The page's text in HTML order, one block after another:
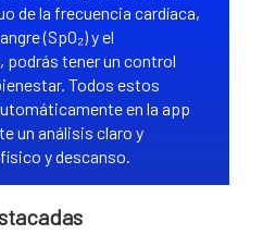
de la frecuencia cardíaca,
(SpO₂) y el
podrás tener un control
Todos estos
en la app
un análisis claro y
y descanso.